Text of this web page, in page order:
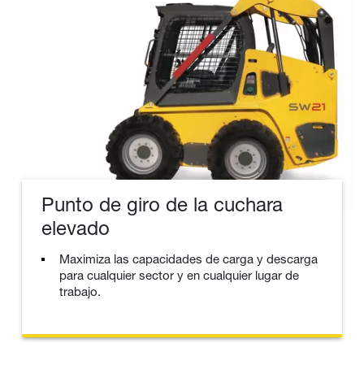
Punto de giro de la cuchara
elevado
Maximiza las capacidades de carga y descarga
para cualquier sector y en cualquier lugar de
trabajo.